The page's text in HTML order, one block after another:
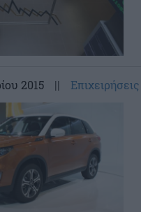
2015 || Επιχειρήσεις